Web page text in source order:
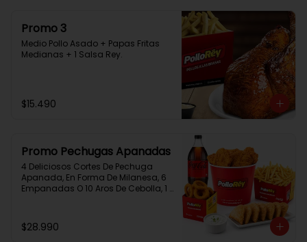
Promo 3
Medio Pollo Asado + Papas Fritas
Medianas + 1 Salsa Rey.
$15.490
Promo Pechugas Apanadas
4 Deliciosos Cortes De Pechuga
Apanada, En Forma De Milanesa, 6
Empanadas O 10 Aros De Cebolla, 1
$28.990